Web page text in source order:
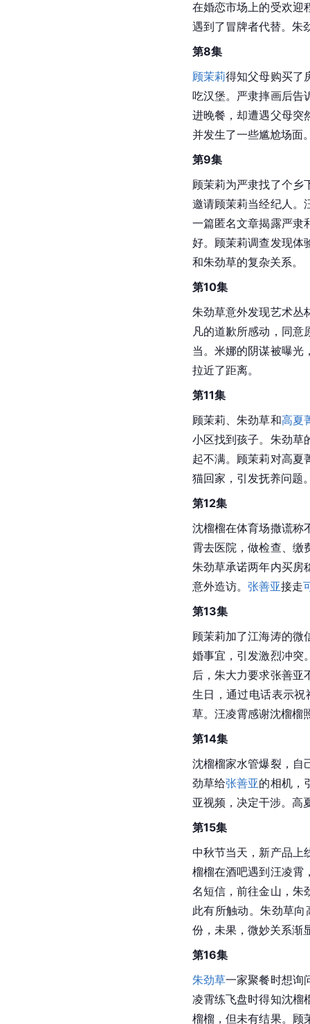
下。沈榴榴得到汪凌霄
顾茉莉的婆婆来上海 ，
认顾茉莉的礼物是假
下。沈榴榴得到汪凌霄
顾茉莉得知父母为她购
劲草虽不大开心，但理
在婚恋市场上的受欢迎
遇到了冒牌者代替。朱
第8集
顾茉莉得知父母购买了
吃汉堡。严隶摔画后
进晚餐，却遭遇父母突
并发生了一些尴尬场面
第9集
顾茉莉为严隶找了个乡
邀请顾茉莉当经纪人
一篇匿名文章揭露严隶
好。顾茉莉调查发现体
朱劲草意外发现艺术丛
凡的道歉所感动，同意
当。米娜的阴谋被曝光
顾茉莉、朱劲草和高夏
小区找到孩子。朱劲草
起不满。顾茉莉对高夏
猫回家，引发抚养问题
第12集
沈榴榴在体育场撒谎称
霄去医院，做检查、缴
朱劲草承诺两年内买房
顾茉莉加了江海涛的微
婚事宜，引发激烈冲突
后，朱大力要求张善亚
生日，通过电话表示
沈榴榴家水管爆裂，自
劲草给
张善亚的相机，